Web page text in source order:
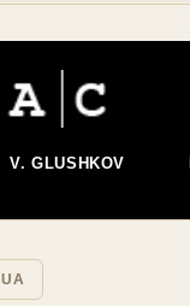
V. GLUSHKOV
UA